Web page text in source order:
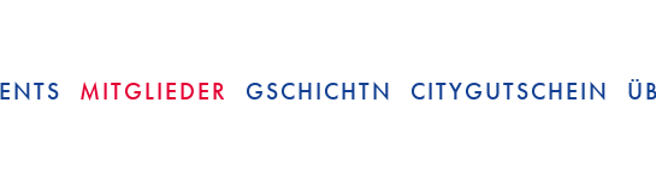
MITGLIEDER GSCHICHTN CITYGUTSCHEIN